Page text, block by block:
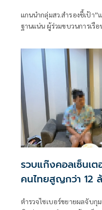
แกนนำกลุ่มสว.สำรองชี้เป้า”
ฐานแน่น ผู้ร่วมขบวนการเรื
ส่งศาลฎีกาสอย 138 สว.โดน
รวบแก๊งคอลเซ็นเต
คนไทยสูญกว่า 12
ตำรวจไซเบอร์ขยายผลจับกุ